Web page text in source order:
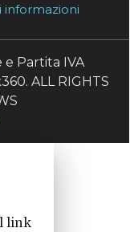
e Partita IVA
ALL RIGHTS
link